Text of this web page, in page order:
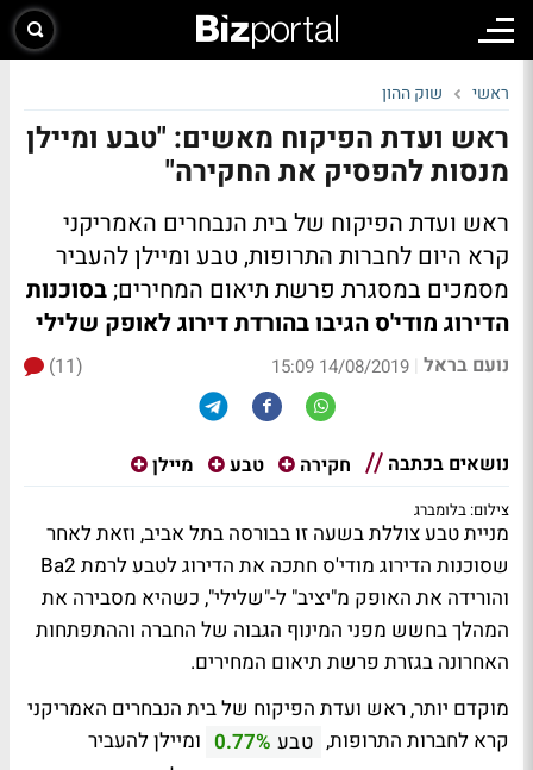
ראשי שוק ההון
ראש ועדת הפיקוח מאשים: "טבע ומיילן
מנסות להפסיק את החקירה"
ראש ועדת הפיקוח של בית הנבחרים האמריקני
קרא היום לחברות התרופות, טבע ומיילן להעביר
מסמכים במסגרת פרשת תיאום המחירים;בסוכנות
הדירוג מודי'ס הגיבו בהורדת דירוג לאופק שלילי
נועם בראל |
14/08/2019 15:09
(11)
נושאים בכתבה חקירה טבע מיילן
צילום: בלומברג
מניית טבע צוללת בשעה זו בבורסה בתל אביב, וזאת לאחר
שסוכנות הדירוג מודי'ס חתכה את הדירוג לטבע לרמת Ba2
והורידה את האופק מ"יציב" ל-"שלילי", כשהיא מסבירה את
המהלך בחשש מפני המינוף הגבוה של החברה וההתפתחות
האחרונה בגזרת פרשת תיאום המחירים.
מוקדם יותר, ראש ועדת הפיקוח של בית הנבחרים האמריקני
קרא לחברות התרופות, טבע 0.77% ומיילן להעביר